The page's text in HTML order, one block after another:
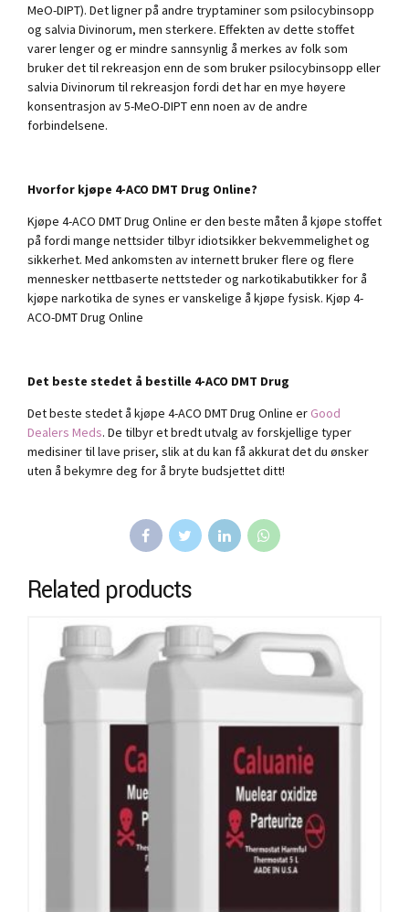
MeO-DIPT). Det ligner på andre tryptaminer som psilocybinsopp
og salvia Divinorum, men sterkere. Effekten av dette stoffet
varer lenger og er mindre sannsynlig å merkes av folk som
bruker det til rekreasjon enn de som bruker psilocybinsopp eller
salvia Divinorum til rekreasjon fordi det har en mye høyere
konsentrasjon av 5-MeO-DIPT enn noen av de andre
forbindelsene.
Hvorfor kjøpe 4-ACO DMT Drug Online?
Kjøpe 4-ACO DMT Drug Online er den beste måten å kjøpe stoffet
på fordi mange nettsider tilbyr idiotsikker bekvemmelighet og
sikkerhet. Med ankomsten av internett bruker flere og flere
mennesker nettbaserte nettsteder og narkotikabutikker for å
kjøpe narkotika de synes er vanskelige å kjøpe fysisk. Kjøp 4-
ACO-DMT Drug Online
Det beste stedet å bestille 4-ACO DMT Drug
Det beste stedet å kjøpe 4-ACO DMT Drug Online er Good
Dealers Meds. De tilbyr et bredt utvalg av forskjellige typer
medisiner til lave priser, slik at du kan få akkurat det du ønsker
uten å bekymre deg for å bryte budsjettet ditt!
Related products